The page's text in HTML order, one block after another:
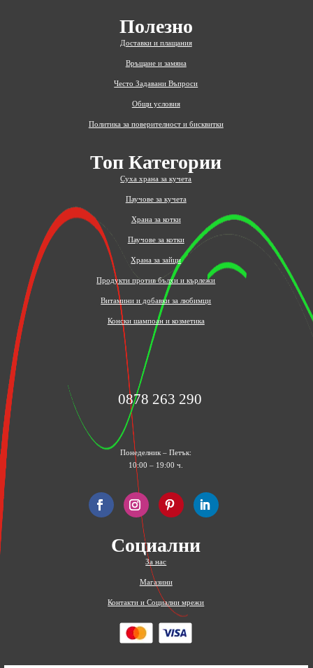
Полезно
Доставки и плащания
Връщане и замяна
Често Задавани Въпроси
Общи условия
Политика за поверителност и бисквитки
Топ Категории
Суха храна за кучета
Паучове за кучета
Храна за котки
Паучове за котки
Храна за зайци
Продукти против бълхи и кърлежи
Витамини и добавки за любимци
Конски шампоан и козметика
0878 263 290
Понеделник – Петък:
10:00 – 19:00 ч.
Социални
За нас
Магазини
Контакти и Социални мрежи